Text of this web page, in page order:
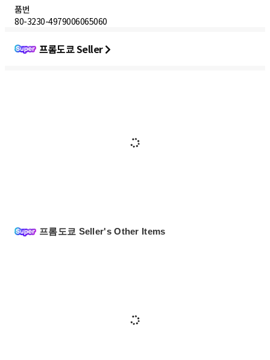
품번
80-3230-4979006065060
프롬도쿄 Seller
프롬도쿄 Seller's Other Items